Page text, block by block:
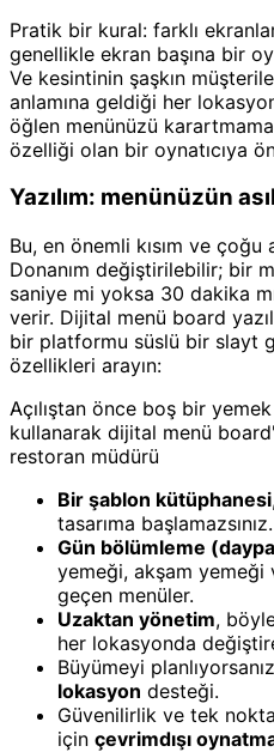
Pratik bir kural: farklı
genellikle ekran başına bir
Ve kesintinin şaşkın
anlamına geldiği her
öğlen menünüzü
özelliği olan bir oynatıcıya
Yazılım: menünüzün
Bu, en önemli kısım ve çoğu
Donanım değiştirilebilir; bir
saniye mi yoksa 30 dakika
verir. Dijital menü board
bir platformu süslü bir slayt
özellikleri arayın:
Açılıştan önce boş bir
kullanarak dijital menü
restoran müdürü
Bir şablon kütüphanesi
tasarıma başlamazsınız.
Gün bölümleme
yemeği, akşam
geçen menüler.
Uzaktan yönetim,
her lokasyonda
Büyümeyi planlıyorsanız
lokasyon desteği.
Güvenilirlik ve tek
için çevrimdışı